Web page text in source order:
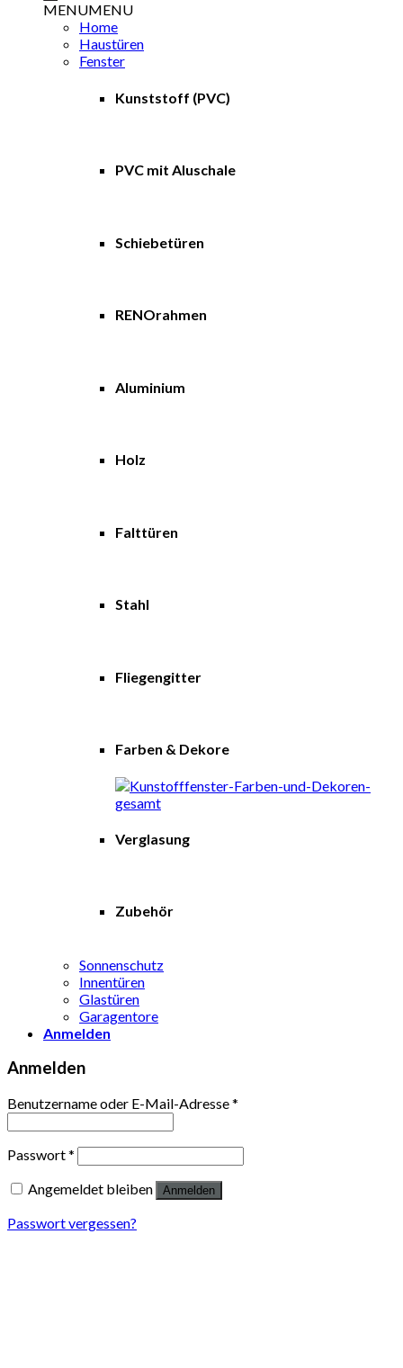
MENUMENU
Home
Haustüren
Fenster
Kunststoff (PVC)
PVC mit Aluschale
Schiebetüren
RENOrahmen
Aluminium
Holz
Falttüren
Stahl
Fliegengitter
Farben & Dekore
Verglasung
Zubehör
Sonnenschutz
Innentüren
Glastüren
Garagentore
Anmelden
Anmelden
Benutzername oder E-Mail-Adresse*
Passwort*
Angemeldet bleiben
Anmelden
Passwort vergessen?